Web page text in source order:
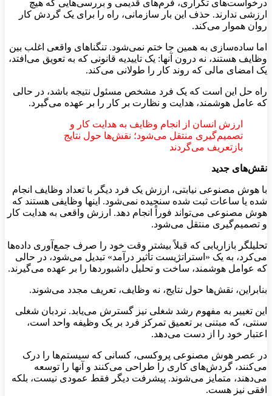
درخواست‌های تکراری، فرم‌های قدیمی و بررسی‌هایی که هیچ
ارزشی ندارند. حذف این بار سازمانی، راه را برای یک گردش کار
روان هموار می‌کند.
اما ساده‌سازی به همین جا ختم نمی‌شود. تنگناهای واقعی اغلب بین
وظایف هستند، نه درون آنها: یک تاییدیه قانونی که به تعویق می‌افتد،
یک امضای مالی که روند کار را طولانی می‌کند.
راه حل این است که یک فرد مشخص مسئول نتیجه باشد، در حالی
که عامل هوشمند، هدایت و نظارت بر کار را بر عهده می‌گیرد.
ارزش انسان از انجام وظایف به هدایت کار و
تصمیم‌گیری منتقل می‌شود؛ نقش‌ها حول نتایج
بازتعریف می‌گردند
نقش‌های جدید
با هوش مصنوعی نیابتی، ارزش یک فرد دیگر با تعداد وظایف انجام
شده یا ساعات ثبت شده سنجیده نمی‌شود. اینها وظایفی هستند که
هوش مصنوعی می‌تواند فوراً انجام دهد. ارزش واقعی به هدایت کار
و تصمیم‌گیری منتقل می‌شود.
تحلیلگر بازاریابی که قبلاً بیشتر وقت خود را صرف جمع‌آوری داده‌ها
می‌کرد، به یک «استراتژیست تأثیر درآمد» تبدیل می‌شود، در حالی
که عوامل هوشمند، ساخت و تحلیل داشبوردها را بر عهده می‌گیرند.
بنابراین، نقش‌ها حول نتایج، نه وظایف، تعریف مجدد می‌شوند.
این تغییر به مفهوم رشد شغلی نیز گسترش می‌یابد. نردبان شغلی
سنتی، که مبتنی بر تعمیق تمرکز فرد بر یک وظیفه واحد است،
اعتبار خود را از دست می‌دهد.
در عصر هوش مصنوعی پروکسی، کسانی که سیستم‌ها را درک
می‌کنند، گردش‌های کاری را طراحی می‌کنند و آنها را توسعه
می‌دهند، متمایز می‌شوند. پیشرفت دیگر فقط عمودی نیست، بلکه
افقی نیز هست.